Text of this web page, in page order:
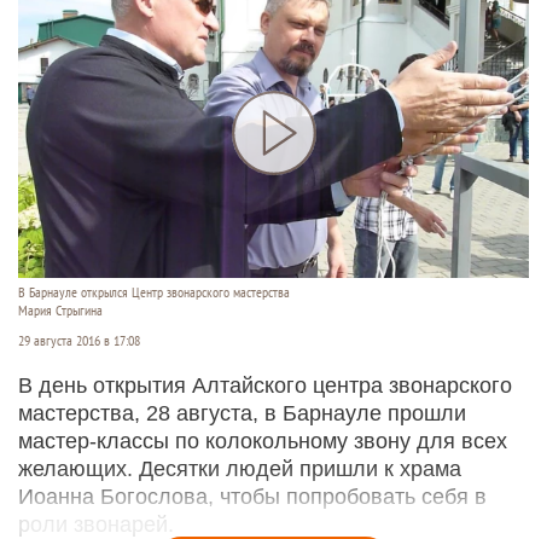
В Барнауле открылся Центр звонарского мастерства
Мария Стрыгина
29 августа 2016 в 17:08
В день открытия Алтайского центра звонарского
мастерства, 28 августа, в Барнауле прошли
мастер-классы по колокольному звону для всех
желающих. Десятки людей пришли к храма
Иоанна Богослова, чтобы попробовать себя в
роли звонарей.